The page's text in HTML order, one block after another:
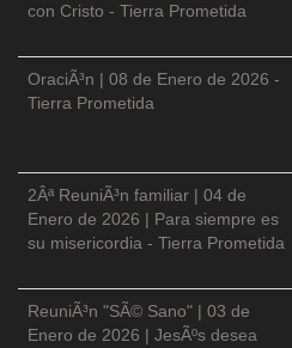
con Cristo - Tierra Prometida
OraciÃ³n | 08 de Enero de 2026 -
Tierra Prometida
2Âª ReuniÃ³n familiar | 04 de
Enero de 2026 | Para siempre es
su misericordia - Tierra Prometida
ReuniÃ³n "SÃ© Sano" | 03 de
Enero de 2026 | JesÃºs desea